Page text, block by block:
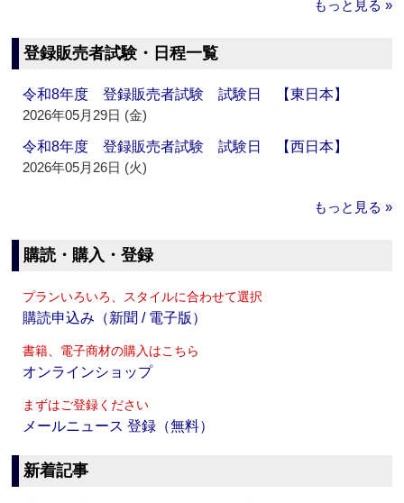
もっと見る »
登録販売者試験・日程一覧
令和8年度 登録販売者試験 試験日 【東日本】
2026年05月29日 (金)
令和8年度 登録販売者試験 試験日 【西日本】
2026年05月26日 (火)
もっと見る »
購読・購入・登録
プランいろいろ、スタイルに合わせて選択
購読申込み（新聞 / 電子版）
書籍、電子商材の購入はこちら
オンラインショップ
まずはご登録ください
メールニュース 登録（無料）
新着記事